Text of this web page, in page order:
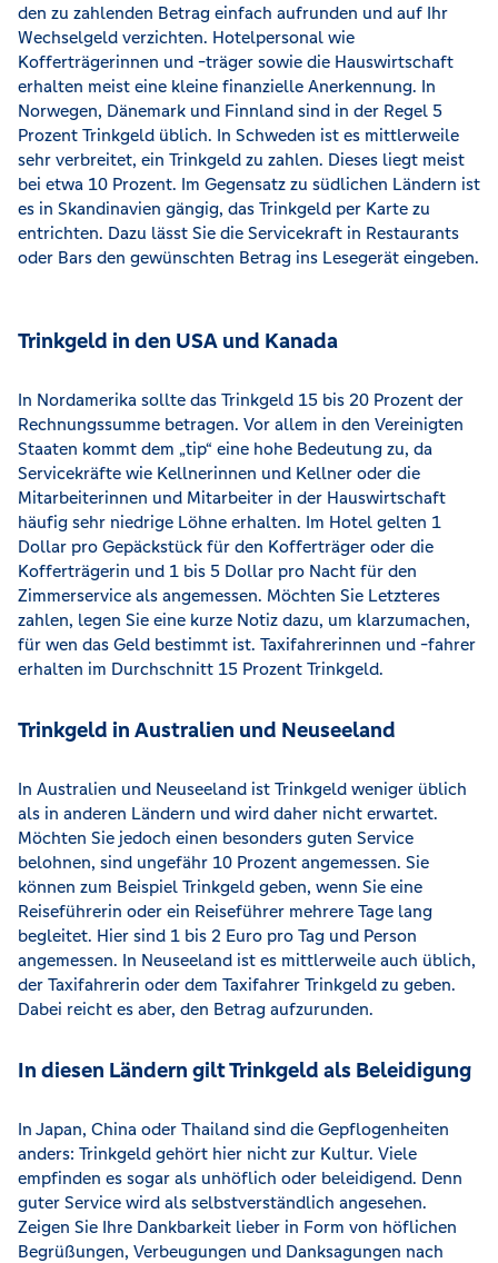
den zu zahlenden Betrag einfach aufrunden und auf Ihr
Wechselgeld verzichten. Hotelpersonal wie
Kofferträgerinnen und -träger sowie die Hauswirtschaft
erhalten meist eine kleine finanzielle Anerkennung. In
Norwegen, Dänemark und Finnland sind in der Regel 5
Prozent Trinkgeld üblich. In Schweden ist es mittlerweile
sehr verbreitet, ein Trinkgeld zu zahlen. Dieses liegt meist
bei etwa 10 Prozent. Im Gegensatz zu südlichen Ländern ist
es in Skandinavien gängig, das Trinkgeld per Karte zu
entrichten. Dazu lässt Sie die Servicekraft in Restaurants
oder Bars den gewünschten Betrag ins Lesegerät eingeben.
Trinkgeld in den USA und Kanada
In Nordamerika sollte das Trinkgeld 15 bis 20 Prozent der
Rechnungssumme betragen. Vor allem in den Vereinigten
Staaten kommt dem „tip“ eine hohe Bedeutung zu, da
Servicekräfte wie Kellnerinnen und Kellner oder die
Mitarbeiterinnen und Mitarbeiter in der Hauswirtschaft
häufig sehr niedrige Löhne erhalten. Im Hotel gelten 1
Dollar pro Gepäckstück für den Kofferträger oder die
Kofferträgerin und 1 bis 5 Dollar pro Nacht für den
Zimmerservice als angemessen. Möchten Sie Letzteres
zahlen, legen Sie eine kurze Notiz dazu, um klarzumachen,
für wen das Geld bestimmt ist. Taxifahrerinnen und -fahrer
erhalten im Durchschnitt 15 Prozent Trinkgeld.
Trinkgeld in Australien und Neuseeland
In Australien und Neuseeland ist Trinkgeld weniger üblich
als in anderen Ländern und wird daher nicht erwartet.
Möchten Sie jedoch einen besonders guten Service
belohnen, sind ungefähr 10 Prozent angemessen. Sie
können zum Beispiel Trinkgeld geben, wenn Sie eine
Reiseführerin oder ein Reiseführer mehrere Tage lang
begleitet. Hier sind 1 bis 2 Euro pro Tag und Person
angemessen. In Neuseeland ist es mittlerweile auch üblich,
der Taxifahrerin oder dem Taxifahrer Trinkgeld zu geben.
Dabei reicht es aber, den Betrag aufzurunden.
In diesen Ländern gilt Trinkgeld als Beleidigung
In Japan, China oder Thailand sind die Gepflogenheiten
anders: Trinkgeld gehört hier nicht zur Kultur. Viele
empfinden es sogar als unhöflich oder beleidigend. Denn
guter Service wird als selbstverständlich angesehen.
Zeigen Sie Ihre Dankbarkeit lieber in Form von höflichen
Begrüßungen, Verbeugungen und Danksagungen nach